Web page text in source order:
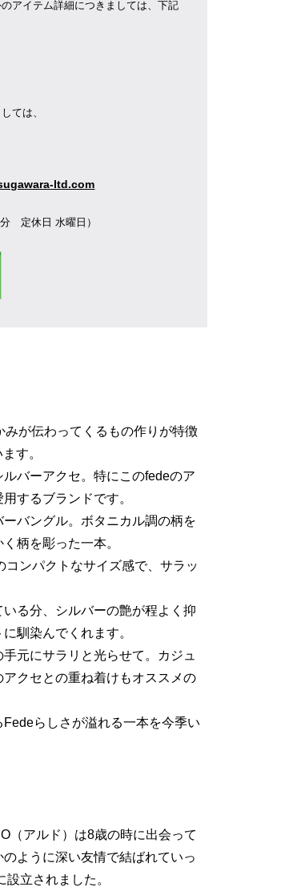
アイテム詳細につきましては、下記
ては、
ltd.com
定休日 水曜日）
が伝わってくるもの作りが特徴
す。
バーアクセ。特にこのfedeのア
するブランドです。
バングル。ボタニカル調の柄を
柄を彫った一本。
ンパクトなサイズ感で、サラッ
る分、シルバーの艶が程よく抑
馴染んでくれます。
元にサラリと光らせて。カジュ
クセとの重ね着けもオススメの
らしさが溢れる一本を今季い
（アルド）は8歳の時に出会って
ように深い友情で結ばれていっ
立されました。